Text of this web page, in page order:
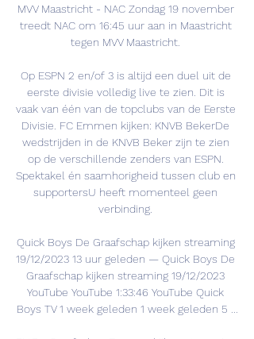
MVV Maastricht - NAC Zondag 19 november
treedt NAC om 16:45 uur aan in Maastricht
tegen MVV Maastricht.
Op ESPN 2 en/of 3 is altijd een duel uit de
eerste divisie volledig live te zien. Dit is
vaak van één van de topclubs van de Eerste
Divisie. FC Emmen kijken: KNVB BekerDe
wedstrijden in de KNVB Beker zijn te zien
op de verschillende zenders van ESPN.
Spektakel én saamhorigheid tussen club en
supportersU heeft momenteel geen
verbinding.
Quick Boys De Graafschap kijken streaming
19/12/2023 13 uur geleden — Quick Boys De
Graafschap kijken streaming 19/12/2023
YouTube YouTube 1:33:46 YouTube Quick
Boys TV 1 week geleden 1 week geleden 5 ...